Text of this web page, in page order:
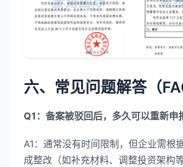
六、常见问题解答（
Q1：备案被驳回后，多久可以重新申
A1：通常没有时间限制，但企业需根
成整改（如补充材料、调整投资架构